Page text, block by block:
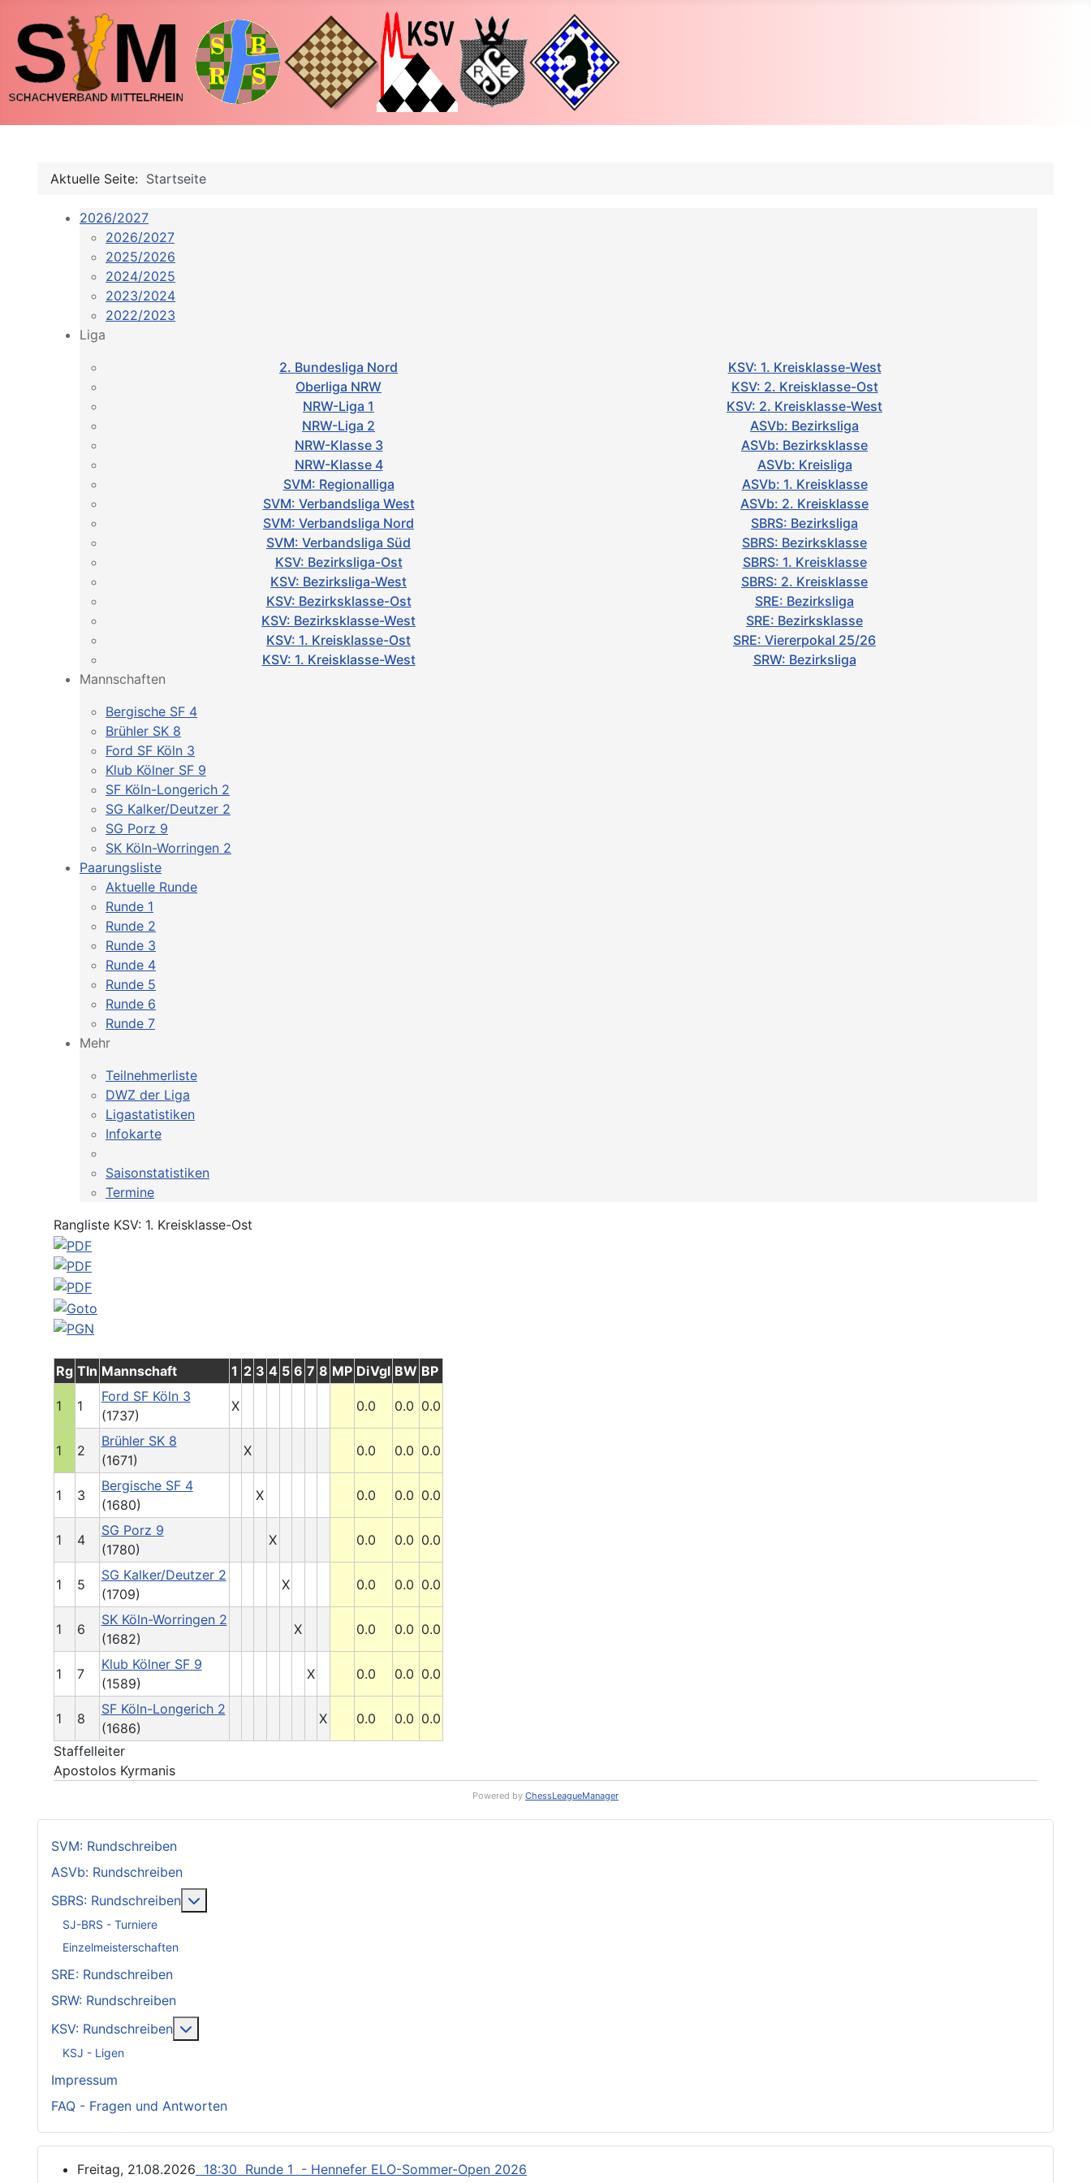
Aktuelle Seite: Startseite
2026/2027
2026/2027
2025/2026
2024/2025
2023/2024
2022/2023
Liga
2. Bundesliga Nord
KSV: 1. Kreisklasse-West
Oberliga NRW
KSV: 2. Kreisklasse-Ost
NRW-Liga 1
KSV: 2. Kreisklasse-West
NRW-Liga 2
ASVb: Bezirksliga
NRW-Klasse 3
ASVb: Bezirksklasse
NRW-Klasse 4
ASVb: Kreisliga
SVM: Regionalliga
ASVb: 1. Kreisklasse
SVM: Verbandsliga West
ASVb: 2. Kreisklasse
SVM: Verbandsliga Nord
SBRS: Bezirksliga
SVM: Verbandsliga Süd
SBRS: Bezirksklasse
KSV: Bezirksliga-Ost
SBRS: 1. Kreisklasse
KSV: Bezirksliga-West
SBRS: 2. Kreisklasse
KSV: Bezirksklasse-Ost
SRE: Bezirksliga
KSV: Bezirksklasse-West
SRE: Bezirksklasse
KSV: 1. Kreisklasse-Ost
SRE: Viererpokal 25/26
KSV: 1. Kreisklasse-West
SRW: Bezirksliga
Mannschaften
Bergische SF 4
Brühler SK 8
Ford SF Köln 3
Klub Kölner SF 9
SF Köln-Longerich 2
SG Kalker/Deutzer 2
SG Porz 9
SK Köln-Worringen 2
Paarungsliste
Aktuelle Runde
Runde 1
Runde 2
Runde 3
Runde 4
Runde 5
Runde 6
Runde 7
Mehr
Teilnehmerliste
DWZ der Liga
Ligastatistiken
Infokarte
Saisonstatistiken
Termine
Rangliste KSV: 1. Kreisklasse-Ost
Rg Tln Mannschaft 1 2 3 4 5 6 7 8 MP DiVgl BW BP
1 1
Ford SF Köln 3
(1737)
X 0.0 0.0 0.0
1 2
Brühler SK 8
(1671)
X 0.0 0.0 0.0
1 3
Bergische SF 4
(1680)
X 0.0 0.0 0.0
1 4
SG Porz 9
(1780)
X 0.0 0.0 0.0
1 5
SG Kalker/Deutzer 2
(1709)
X 0.0 0.0 0.0
1 6
SK Köln-Worringen 2
(1682)
X 0.0 0.0 0.0
1 7
Klub Kölner SF 9
(1589)
X 0.0 0.0 0.0
1 8
SF Köln-Longerich 2
(1686)
X 0.0 0.0 0.0
Staffelleiter
Apostolos Kyrmanis
Powered by ChessLeagueManager
SVM: Rundschreiben
ASVb: Rundschreiben
SBRS: Rundschreiben
SJ-BRS - Turniere
Einzelmeisterschaften
SRE: Rundschreiben
SRW: Rundschreiben
KSV: Rundschreiben
KSJ - Ligen
Impressum
FAQ - Fragen und Antworten
Freitag, 21.08.2026 18:30 Runde 1 - Hennefer ELO-Sommer-Open 2026